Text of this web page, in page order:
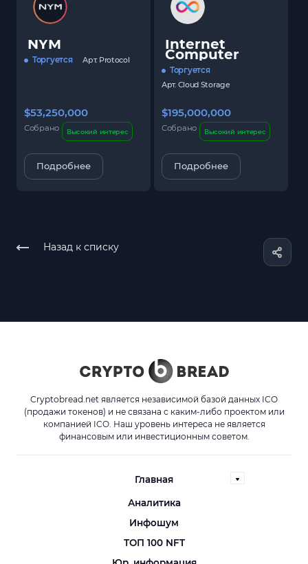
NYM
Торгуется Арт. Protocol
$53,250,000
Собрано Высокий интерес
Подробнее
Internet
Computer
Торгуется
Арт. Cloud Storage
$195,000,000
Собрано Высокий интерес
Подробнее
Назад к списку
Cryptobread.net является независимой базой данных ICO
(продажи токенов) и не связана с каким-либо проектом или
компанией ICO. Наш уровень интереса не является
финансовым или инвестиционным советом.
Главная
Аналитика
Инфошум
ТОП 100 NFT